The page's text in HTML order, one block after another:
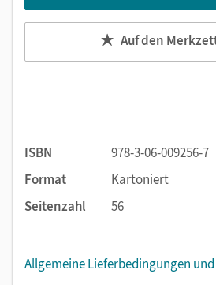
Auf den
ISBN
978-3-06-009256-7
Format
Kartoniert
Seitenzahl
56
Allgemeine Lieferbedingungen